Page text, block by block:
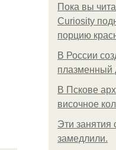
Пока вы
Curiosity
порцию
В России
плазменный
В Пскове
височное
Эти занятия
замедлили.